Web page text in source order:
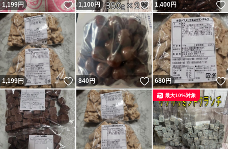
1,199円 いいね！
1,100円 いいね！
1,400円
1,199円 いいね！
840円 いいね！
680円
最大10%対象